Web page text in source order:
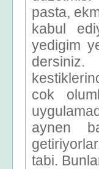
pasta,
kabul
yedigim
cok
aynen
tabi.